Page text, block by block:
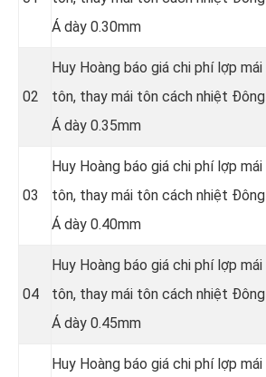
Á dày 0.30mm
02
Huy Hoàng báo giá chi phí lợp mái
tôn, thay mái tôn cách nhiệt Đông
Á dày 0.35mm
03
Huy Hoàng báo giá chi phí lợp mái
tôn, thay mái tôn cách nhiệt Đông
Á dày 0.40mm
04
Huy Hoàng báo giá chi phí lợp mái
tôn, thay mái tôn cách nhiệt Đông
Á dày 0.45mm
Huy Hoàng báo giá chi phí lợp mái